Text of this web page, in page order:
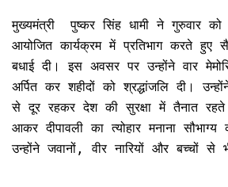
मुख्यमंत्री पुष्कर सिंह धामी ने गुरुवार
आयोजित कार्यक्रम में प्रतिभाग करते हुए
बधाई दी। इस अवसर पर उन्होंने वार
अर्पित कर शहीदों को श्रद्धांजलि दी।
से दूर रहकर देश की सुरक्षा में तैनात
आकर दीपावली का त्योहार मनाना
उन्होंने जवानों, वीर नारियों और बच्चों से